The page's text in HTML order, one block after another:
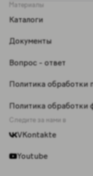
Материалы
Каталоги
Документы
Вопрос - ответ
Политика обработки
Политика обработки
Следите за нами в
VKontakte
Youtube